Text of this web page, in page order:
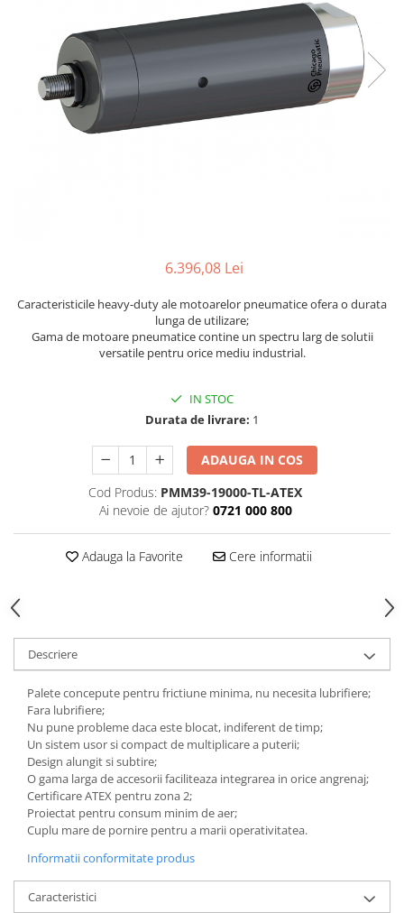
Bormasini pneumatice
Chei pneumatice cu impact
Ciocane daltuitoare pneumatice
Clesti pneumatici
Compactoare pneumatice
Polizoare unghiulare pneumatice
Polizoare verticale
Tăiere și nituire pneumatică
6.396,08 Lei
Caracteristicile heavy-duty ale motoarelor pneumatice ofera o durata
lunga de utilizare;
Gama de motoare pneumatice contine un spectru larg de solutii
versatile pentru orice mediu industrial.
IN STOC
Durata de livrare: 1
ADAUGA IN COS
Cod Produs: PMM39-19000-TL-ATEX
Ai nevoie de ajutor? 0721 000 800
Adauga la Favorite Cere informatii
Descriere
Palete concepute pentru frictiune minima, nu necesita lubrifiere;
Fara lubrifiere;
Nu pune probleme daca este blocat, indiferent de timp;
Un sistem usor si compact de multiplicare a puterii;
Design alungit si subtire;
O gama larga de accesorii faciliteaza integrarea in orice angrenaj;
Certificare ATEX pentru zona 2;
Proiectat pentru consum minim de aer;
Cuplu mare de pornire pentru a marii operativitatea.
Informatii conformitate produs
Caracteristici